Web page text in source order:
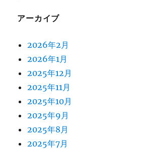
アーカイブ
2026年2月
2026年1月
2025年12月
2025年11月
2025年10月
2025年9月
2025年8月
2025年7月